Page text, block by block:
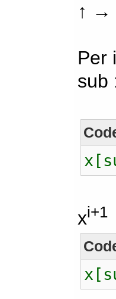
↑ →
Per
sub
xi+1